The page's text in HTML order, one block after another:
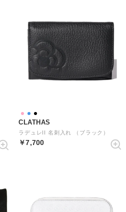
CLATHAS
ラデュレII 名刺入れ （ブラック）
￥7,700